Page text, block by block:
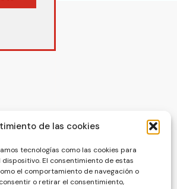
de las cookies
tecnologías como las cookies para
El consentimiento de estas
el comportamiento de navegación o
o retirar el consentimiento,